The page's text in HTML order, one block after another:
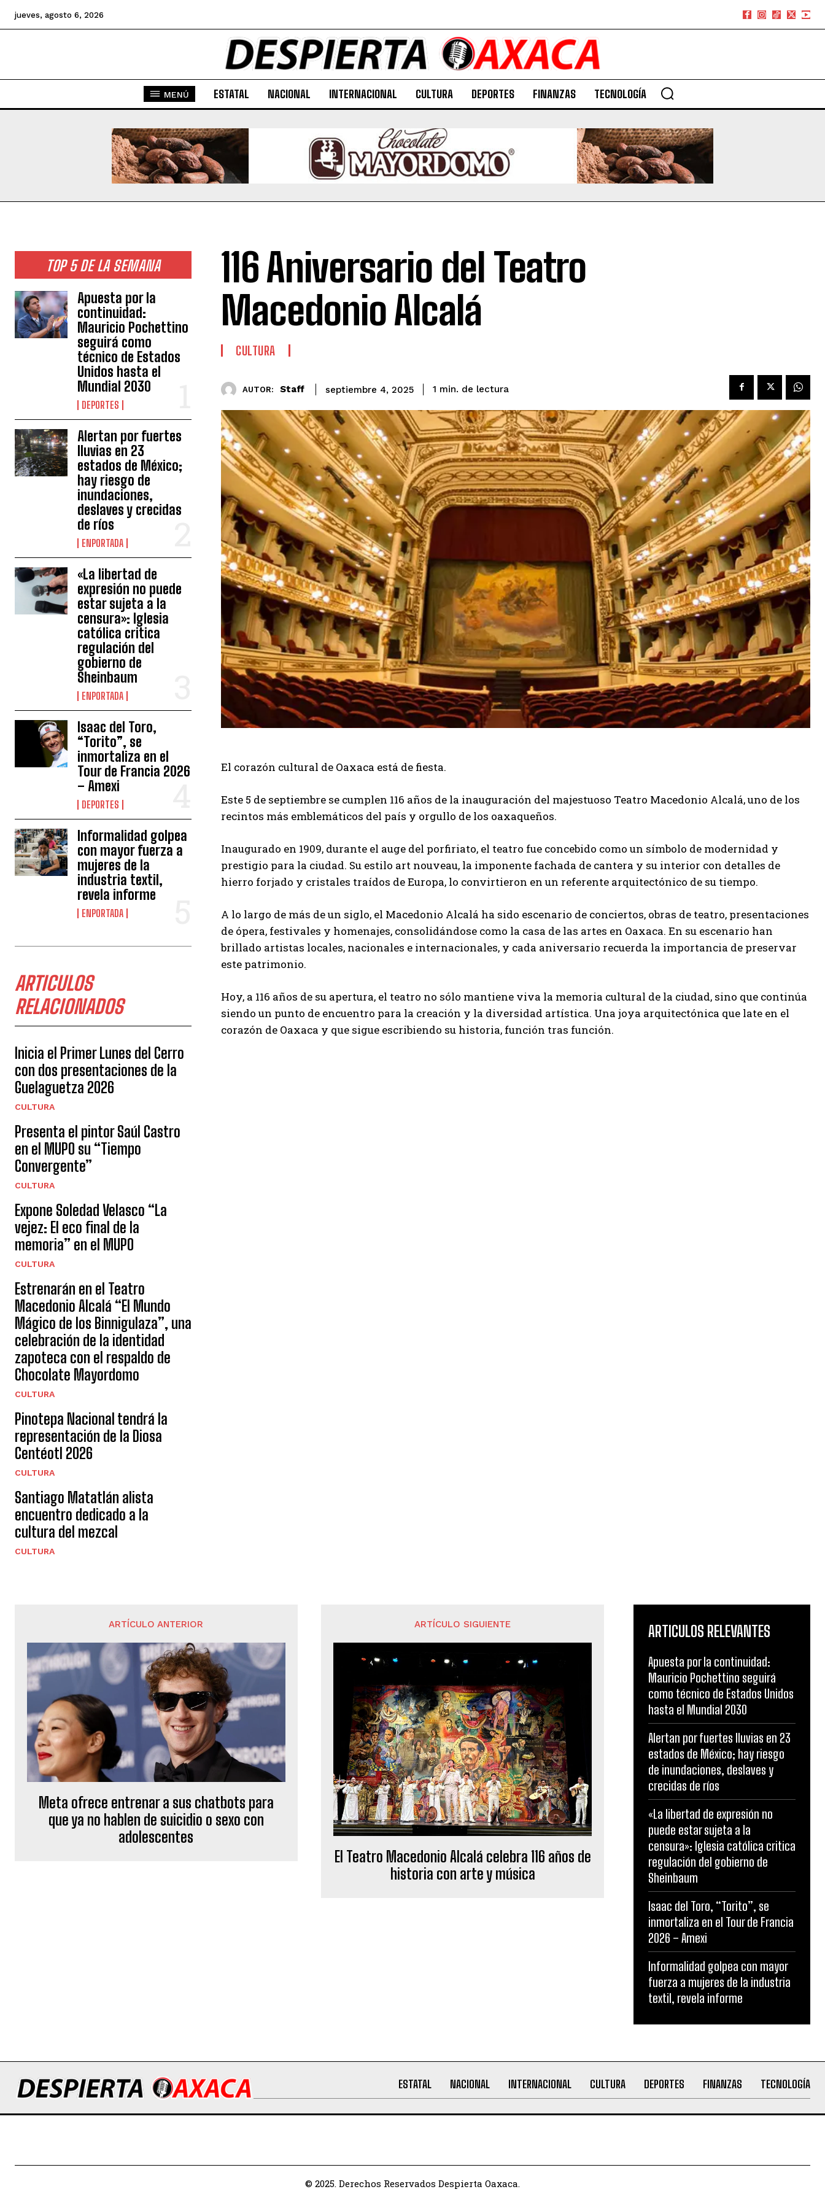
jueves, agosto 6, 2026
MENÚ ESTATAL NACIONAL INTERNACIONAL CULTURA DEPORTES FINANZAS TECNOLOGÍA
TOP 5 DE LA SEMANA
Apuesta por la
continuidad:
Mauricio Pochettino
seguirá como
técnico de Estados
Unidos hasta el
Mundial 2030
DEPORTES
Alertan por fuertes
lluvias en 23
estados de México;
hay riesgo de
inundaciones,
deslaves y crecidas
de ríos
ENPORTADA
«La libertad de
expresión no puede
estar sujeta a la
censura»: Iglesia
católica critica
regulación del
gobierno de
Sheinbaum
ENPORTADA
Isaac del Toro,
“Torito”, se
inmortaliza en el
Tour de Francia 2026
– Amexi
DEPORTES
Informalidad golpea
con mayor fuerza a
mujeres de la
industria textil,
revela informe
ENPORTADA
ARTICULOS
RELACIONADOS
Inicia el Primer Lunes del Cerro
con dos presentaciones de la
Guelaguetza 2026
CULTURA
Presenta el pintor Saúl Castro
en el MUPO su “Tiempo
Convergente”
CULTURA
Expone Soledad Velasco “La
vejez: El eco final de la
memoria” en el MUPO
CULTURA
Estrenarán en el Teatro
Macedonio Alcalá “El Mundo
Mágico de los Binnigulaza”, una
celebración de la identidad
zapoteca con el respaldo de
Chocolate Mayordomo
CULTURA
Pinotepa Nacional tendrá la
representación de la Diosa
Centéotl 2026
CULTURA
Santiago Matatlán alista
encuentro dedicado a la
cultura del mezcal
CULTURA
116 Aniversario del Teatro
Macedonio Alcalá
CULTURA
AUTOR: Staff septiembre 4, 2025 1 min. de lectura
El corazón cultural de Oaxaca está de fiesta.
Este 5 de septiembre se cumplen 116 años de la inauguración del majestuoso Teatro Macedonio Alcalá, uno de los
recintos más emblemáticos del país y orgullo de los oaxaqueños.
Inaugurado en 1909, durante el auge del porfiriato, el teatro fue concebido como un símbolo de modernidad y
prestigio para la ciudad. Su estilo art nouveau, la imponente fachada de cantera y su interior con detalles de
hierro forjado y cristales traídos de Europa, lo convirtieron en un referente arquitectónico de su tiempo.
A lo largo de más de un siglo, el Macedonio Alcalá ha sido escenario de conciertos, obras de teatro, presentaciones
de ópera, festivales y homenajes, consolidándose como la casa de las artes en Oaxaca. En su escenario han
brillado artistas locales, nacionales e internacionales, y cada aniversario recuerda la importancia de preservar
este patrimonio.
Hoy, a 116 años de su apertura, el teatro no sólo mantiene viva la memoria cultural de la ciudad, sino que continúa
siendo un punto de encuentro para la creación y la diversidad artística. Una joya arquitectónica que late en el
corazón de Oaxaca y que sigue escribiendo su historia, función tras función.
ARTÍCULO ANTERIOR
Meta ofrece entrenar a sus chatbots para
que ya no hablen de suicidio o sexo con
adolescentes
ARTÍCULO SIGUIENTE
El Teatro Macedonio Alcalá celebra 116 años de
historia con arte y música
ARTICULOS RELEVANTES
Apuesta por la continuidad:
Mauricio Pochettino seguirá
como técnico de Estados Unidos
hasta el Mundial 2030
Alertan por fuertes lluvias en 23
estados de México; hay riesgo
de inundaciones, deslaves y
crecidas de ríos
«La libertad de expresión no
puede estar sujeta a la
censura»: Iglesia católica critica
regulación del gobierno de
Sheinbaum
Isaac del Toro, “Torito”, se
inmortaliza en el Tour de Francia
2026 – Amexi
Informalidad golpea con mayor
fuerza a mujeres de la industria
textil, revela informe
ESTATAL NACIONAL INTERNACIONAL CULTURA DEPORTES FINANZAS TECNOLOGÍA
© 2025. Derechos Reservados Despierta Oaxaca.